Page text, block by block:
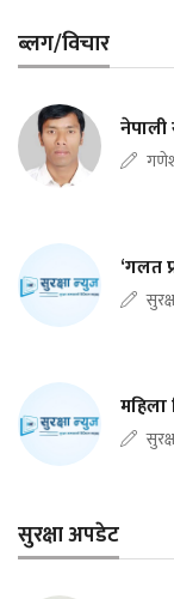
ब्लग/विचार
‘गलत
महिला
सुरक्षा अपडेट